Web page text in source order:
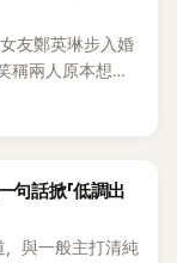
友鄭英琳步入婚
稱兩人原本想享
認出，還一路替
句話掀「低調出
與一般主打清純